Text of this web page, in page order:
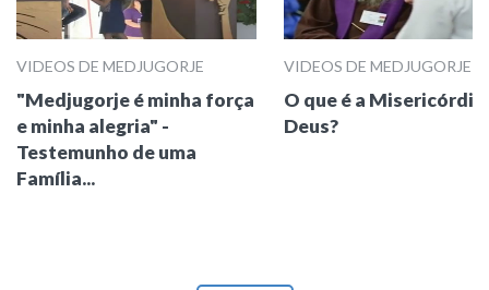
VIDEOS DE MEDJUGORJE
"Medjugorje é minha força
e minha alegria" -
Testemunho de uma
Família...
VIDEOS DE MEDJUGORJE
O que é a Misericórdia
Deus?